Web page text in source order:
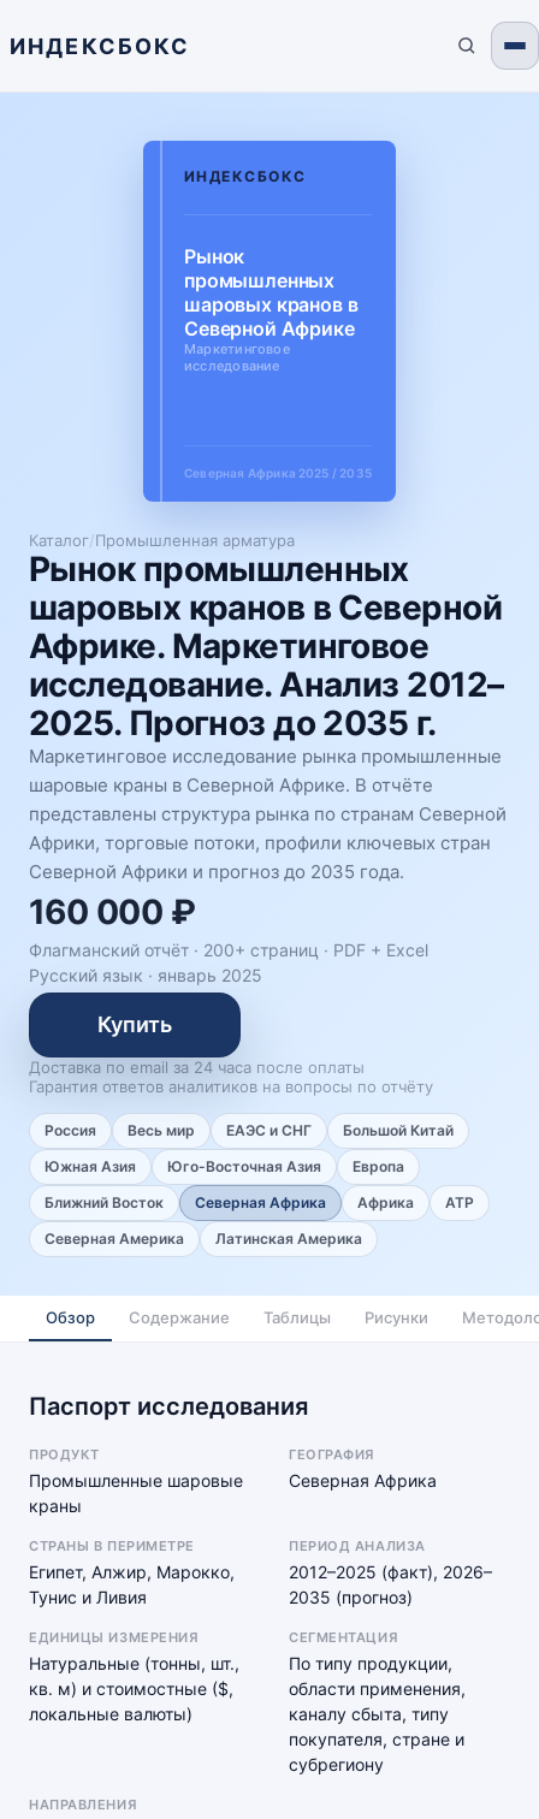
ИНДЕКСБОКС
Каталог/Промышленная арматура
Рынок промышленных
шаровых кранов в Северной
Африке. Маркетинговое
исследование. Анализ 2012–
2025. Прогноз до 2035 г.
Маркетинговое исследование рынка промышленные
шаровые краны в Северной Африке. В отчёте
представлены структура рынка по странам Северной
Африки, торговые потоки, профили ключевых стран
Северной Африки и прогноз до 2035 года.
160 000 ₽
Флагманский отчёт · 200+ страниц · PDF + Excel
Русский язык · январь 2025
Купить
Доставка по email за 24 часа после оплаты
Гарантия ответов аналитиков на вопросы по отчёту
Россия Весь мир ЕАЭС и СНГ
Большой Китай
Южная Азия
Юго-Восточная Азия
Европа
Ближний Восток
Северная Африка Африка
АТР
Северная Америка
Латинская Америка
ИНДЕКСБОКС
Рынок
промышленных
шаровых кранов в
Северной Африке
Маркетинговое
исследование
Северная Африка 2025 / 2035
Обзор Содержание Таблицы Рисунки
Паспорт исследования
ПРОДУКТ
Промышленные шаровые
краны
ГЕОГРАФИЯ
Северная Африка
СТРАНЫ В ПЕРИМЕТРЕ
Египет, Алжир, Марокко,
Тунис и Ливия
ПЕРИОД АНАЛИЗА
2012–2025 (факт), 2026–
2035 (прогноз)
ЕДИНИЦЫ ИЗМЕРЕНИЯ
Натуральные (тонны, шт.,
кв. м) и стоимостные ($,
локальные валюты)
СЕГМЕНТАЦИЯ
По типу продукции,
области применения,
каналу сбыта, типу
покупателя, стране и
субрегиону
НАПРАВЛЕНИЯ